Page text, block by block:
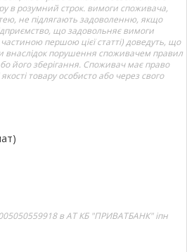
в розумний строк. вимоги споживача,
не підлягають задоволенню, якщо
що задовольняє вимоги
першою цієї статті) доведуть, що
внаслідок порушення споживачем правил
його зберігання. Споживач має право
товару особисто або через свого
в АТ КБ "ПРИВАТБАНК" іпн